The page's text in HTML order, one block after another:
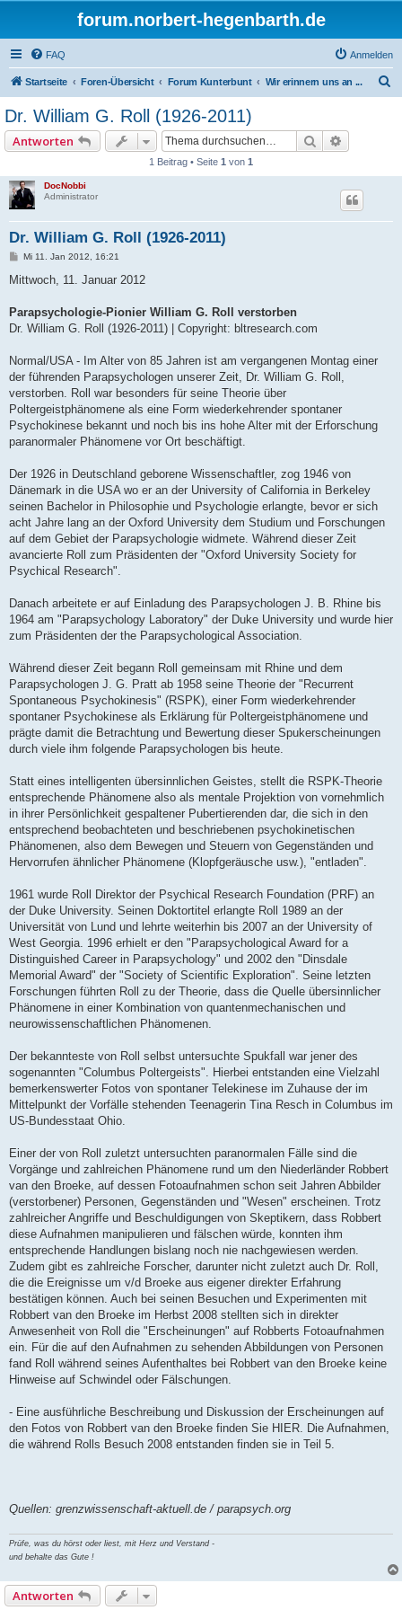
forum.norbert-hegenbarth.de
FAQ Anmelden
Startseite Foren-Übersicht Forum Kunterbunt Wir erinnern uns an ...
Dr. William G. Roll (1926-2011)
Antworten Suche
1 Beitrag • Seite 1 von 1
DocNobbi
Administrator
Dr. William G. Roll (1926-2011)
B
i
a
Mi 11. Jan 2012, 16:21
Mittwoch, 11. Januar 2012
Parapsychologie-Pionier William G. Roll verstorben
Dr. William G. Roll (1926-2011) | Copyright: bltresearch.com
Normal/USA - Im Alter von 85 Jahren ist am vergangenen Montag einer
der führenden Parapsychologen unserer Zeit, Dr. William G. Roll,
verstorben. Roll war besonders für seine Theorie über
Poltergeistphänomene als eine Form wiederkehrender spontaner
Psychokinese bekannt und noch bis ins hohe Alter mit der Erforschung
paranormaler Phänomene vor Ort beschäftigt.
Der 1926 in Deutschland geborene Wissenschaftler, zog 1946 von
Dänemark in die USA wo er an der University of California in Berkeley
seinen Bachelor in Philosophie und Psychologie erlangte, bevor er sich
acht Jahre lang an der Oxford University dem Studium und Forschungen
auf dem Gebiet der Parapsychologie widmete. Während dieser Zeit
avancierte Roll zum Präsidenten der "Oxford University Society for
Psychical Research".
Danach arbeitete er auf Einladung des Parapsychologen J. B. Rhine bis
1964 am "Parapsychology Laboratory" der Duke University und wurde hier
zum Präsidenten der the Parapsychological Association.
Während dieser Zeit begann Roll gemeinsam mit Rhine und dem
Parapsychologen J. G. Pratt ab 1958 seine Theorie der "Recurrent
Spontaneous Psychokinesis" (RSPK), einer Form wiederkehrender
spontaner Psychokinese als Erklärung für Poltergeistphänomene und
prägte damit die Betrachtung und Bewertung dieser Spukerscheinungen
durch viele ihm folgende Parapsychologen bis heute.
Statt eines intelligenten übersinnlichen Geistes, stellt die RSPK-Theorie
entsprechende Phänomene also als mentale Projektion von vornehmlich
in ihrer Persönlichkeit gespaltener Pubertierenden dar, die sich in den
entsprechend beobachteten und beschriebenen psychokinetischen
Phänomenen, also dem Bewegen und Steuern von Gegenständen und
Hervorrufen ähnlicher Phänomene (Klopfgeräusche usw.), "entladen".
1961 wurde Roll Direktor der Psychical Research Foundation (PRF) an
der Duke University. Seinen Doktortitel erlangte Roll 1989 an der
Universität von Lund und lehrte weiterhin bis 2007 an der University of
West Georgia. 1996 erhielt er den "Parapsychological Award for a
Distinguished Career in Parapsychology" und 2002 den "Dinsdale
Memorial Award" der "Society of Scientific Exploration". Seine letzten
Forschungen führten Roll zu der Theorie, dass die Quelle übersinnlicher
Phänomene in einer Kombination von quantenmechanischen und
neurowissenschaftlichen Phänomenen.
Der bekannteste von Roll selbst untersuchte Spukfall war jener des
sogenannten "Columbus Poltergeists". Hierbei entstanden eine Vielzahl
bemerkenswerter Fotos von spontaner Telekinese im Zuhause der im
Mittelpunkt der Vorfälle stehenden Teenagerin Tina Resch in Columbus im
US-Bundesstaat Ohio.
Einer der von Roll zuletzt untersuchten paranormalen Fälle sind die
Vorgänge und zahlreichen Phänomene rund um den Niederländer Robbert
van den Broeke, auf dessen Fotoaufnahmen schon seit Jahren Abbilder
(verstorbener) Personen, Gegenständen und "Wesen" erscheinen. Trotz
zahlreicher Angriffe und Beschuldigungen von Skeptikern, dass Robbert
diese Aufnahmen manipulieren und fälschen würde, konnten ihm
entsprechende Handlungen bislang noch nie nachgewiesen werden.
Zudem gibt es zahlreiche Forscher, darunter nicht zuletzt auch Dr. Roll,
die die Ereignisse um v/d Broeke aus eigener direkter Erfahrung
bestätigen können. Auch bei seinen Besuchen und Experimenten mit
Robbert van den Broeke im Herbst 2008 stellten sich in direkter
Anwesenheit von Roll die "Erscheinungen" auf Robberts Fotoaufnahmen
ein. Für die auf den Aufnahmen zu sehenden Abbildungen von Personen
fand Roll während seines Aufenthaltes bei Robbert van den Broeke keine
Hinweise auf Schwindel oder Fälschungen.
- Eine ausführliche Beschreibung und Diskussion der Erscheinungen auf
den Fotos von Robbert van den Broeke finden Sie HIER. Die Aufnahmen,
die während Rolls Besuch 2008 entstanden finden sie in Teil 5.
Quellen: grenzwissenschaft-aktuell.de / parapsych.org
Prüfe, was du hörst oder liest, mit Herz und Verstand -
und behalte das Gute !
Antworten